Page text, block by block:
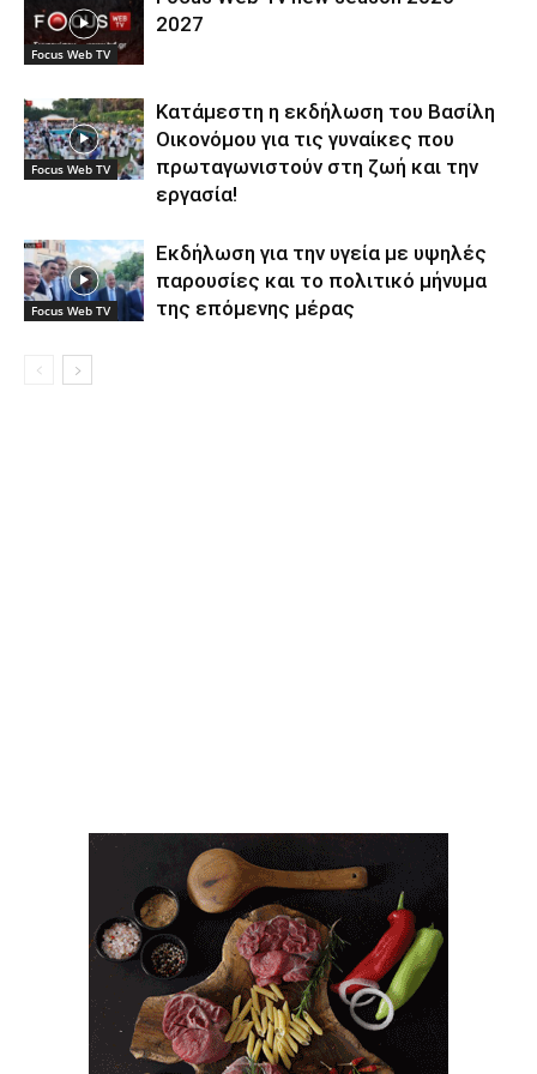
Focus Web TV
2027
Focus Web TV
Κατάμεστη η εκδήλωση του Βασίλη
Οικονόμου για τις γυναίκες που
πρωταγωνιστούν στη ζωή και την
εργασία!
Focus Web TV
Εκδήλωση για την υγεία με υψηλές
παρουσίες και το πολιτικό μήνυμα
της επόμενης μέρας